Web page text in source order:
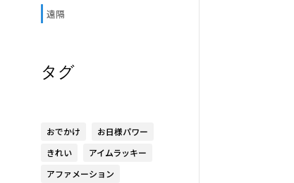
遠隔
タグ
おでかけ
お日様パワー
きれい
アイムラッキー
アファメーション